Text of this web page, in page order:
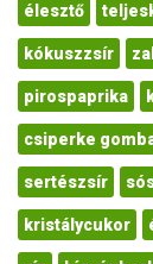
élesztő
kókuszzsír
pirospaprika
csiperke
sertészsír
kristálycukor